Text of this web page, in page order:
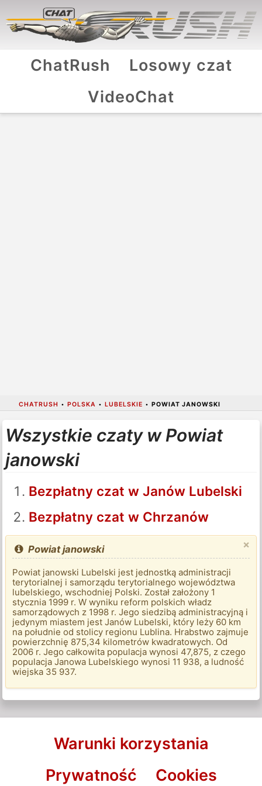
ChatRush
Losowy czat
VideoChat
CHATRUSH • POLSKA • LUBELSKIE • POWIAT JANOWSKI
Wszystkie czaty w Powiat
janowski
Bezpłatny czat w Janów Lubelski
Bezpłatny czat w Chrzanów
×
Powiat janowski
Powiat janowski Lubelski jest jednostką administracji
terytorialnej i samorządu terytorialnego województwa
lubelskiego, wschodniej Polski. Został założony 1
stycznia 1999 r. W wyniku reform polskich władz
samorządowych z 1998 r. Jego siedzibą administracyjną i
jedynym miastem jest Janów Lubelski, który leży 60 km
na południe od stolicy regionu Lublina. Hrabstwo zajmuje
powierzchnię 875,34 kilometrów kwadratowych. Od
2006 r. Jego całkowita populacja wynosi 47,875, z czego
populacja Janowa Lubelskiego wynosi 11 938, a ludność
wiejska 35 937.
Warunki korzystania
Prywatność
Cookies